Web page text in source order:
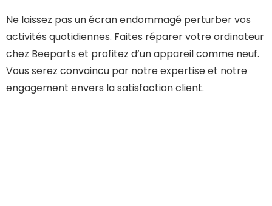
Ne laissez pas un écran endommagé perturber vos
activités quotidiennes. Faites réparer votre ordinateur
chez Beeparts et profitez d’un appareil comme neuf.
Vous serez convaincu par notre expertise et notre
engagement envers la satisfaction client.